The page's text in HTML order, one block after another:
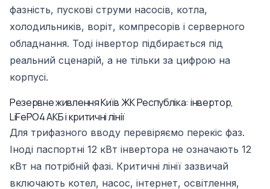
фазність, пускові струми насосів, котла,
холодильників, воріт, компресорів і серверного
обладнання. Тоді інвертор підбирається під
реальний сценарій, а не тільки за цифрою на
корпусі.
Резервне живлення Київ ЖК Республіка: інвертор,
LiFePO4 АКБ і критичні лінії
Для трифазного вводу перевіряємо перекіс фаз.
Іноді паспортні 12 кВт інвертора не означають 12
кВт на потрібній фазі. Критичні лінії зазвичай
включають котел, насос, інтернет, освітлення,